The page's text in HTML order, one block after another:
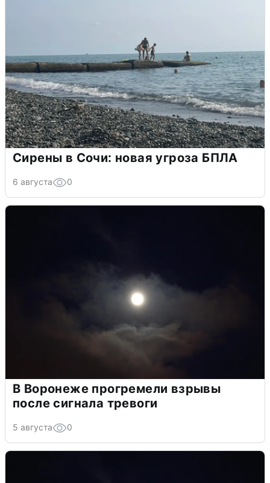
Сирены в Сочи: новая угроза БПЛА
6 августа 0
В Воронеже прогремели взрывы
после сигнала тревоги
5 августа 0